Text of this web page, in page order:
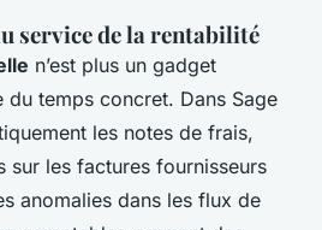
service de la rentabilité
n’est plus un gadget
du temps concret. Dans Sage
les notes de frais,
sur les factures fournisseurs
anomalies dans les flux de